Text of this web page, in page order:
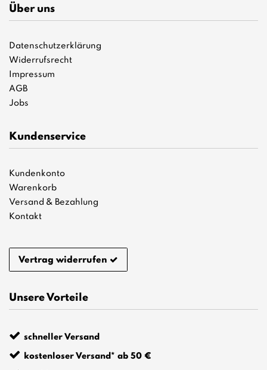
Über uns
Datenschutzerklärung
Widerrufsrecht
Impressum
AGB
Jobs
Kundenservice
Kundenkonto
Warenkorb
Versand & Bezahlung
Kontakt
Vertrag widerrufen
Unsere Vorteile
schneller Versand
kostenloser Versand* ab 50 €